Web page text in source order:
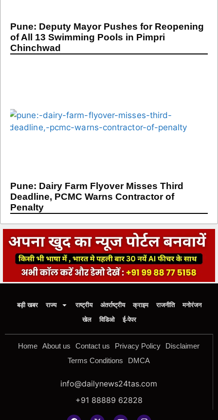
Pune: Deputy Mayor Pushes for Reopening
of All 13 Swimming Pools in Pimpri
Chinchwad
Pune: Dairy Farm Flyover Misses Third
Deadline, PCMC Warns Contractor of
Penalty
बड़ी खबर राज्य राष्ट्रीय अंतर्राष्ट्रीय क्राइम राजनीति
मनोरंजन
खेल
विडिओ ई-पेपर
Home About us Contact us Privacy Policy
Disclaimer
Terms Conditions
DMCA
info@dailynews24tas.com
+91 88889 62828